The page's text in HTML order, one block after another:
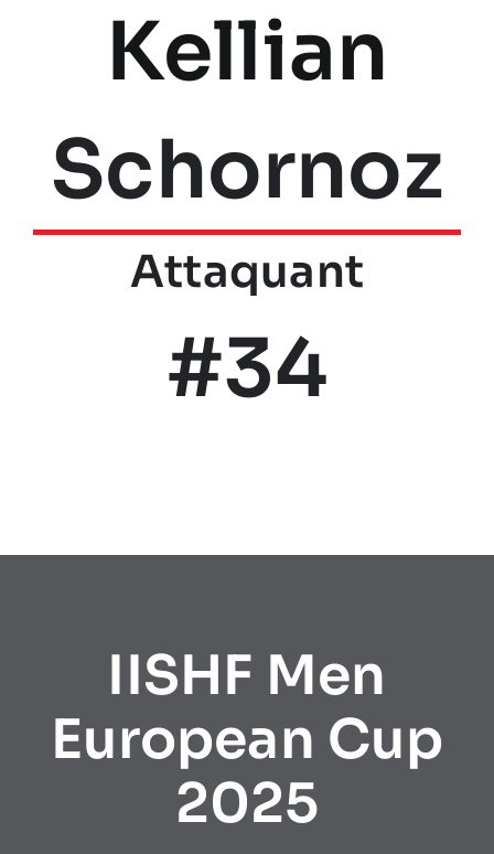
Kellian
Schornoz
Attaquant
#34
IISHF Men
European Cup
2025